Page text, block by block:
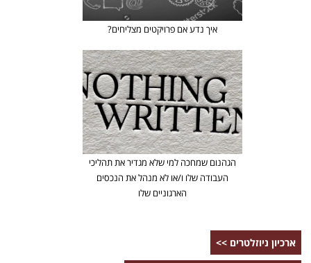
איך נדע אם פרויקטים מצליחים?
הגהנום שמחכה למי שלא מגדיר את תהליכי
העבודה שלו ו/או לא מנהל את הנכסים
הארגוניים שלו
ארכיון ניוזלטרים >>